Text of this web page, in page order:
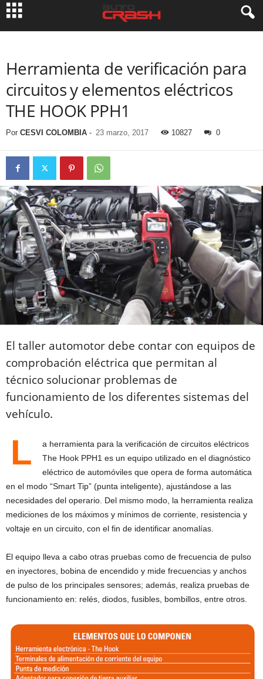
Herramienta de verificación para
circuitos y elementos eléctricos
THE HOOK PPH1
Por CESVI COLOMBIA - 23 marzo, 2017 10827 0
El taller automotor debe contar con equipos de
comprobación eléctrica que permitan al
técnico solucionar problemas de
funcionamiento de los diferentes sistemas del
vehículo.
L
a herramienta para la verificación de circuitos eléctricos
The Hook PPH1 es un equipo utilizado en el diagnóstico
eléctrico de automóviles que opera de forma automática
en el modo “Smart Tip” (punta inteligente), ajustándose a las
necesidades del operario. Del mismo modo, la herramienta realiza
mediciones de los máximos y mínimos de corriente, resistencia y
voltaje en un circuito, con el fin de identificar anomalías.
El equipo lleva a cabo otras pruebas como de frecuencia de pulso
en inyectores, bobina de encendido y mide frecuencias y anchos
de pulso de los principales sensores; además, realiza pruebas de
funcionamiento en: relés, diodos, fusibles, bombillos, entre otros.